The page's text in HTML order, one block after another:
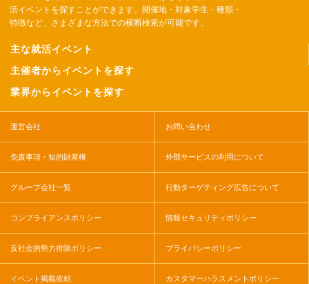
活イベントを探すことができます。開催地・対象学生・種類・
特徴など、さまざまな方法での横断検索が可能です。
主な就活イベント
主催者からイベントを探す
業界からイベントを探す
運営会社 お問い合わせ
免責事項・知的財産権 外部サービスの利用について
グループ会社一覧 行動ターゲティング広告について
コンプライアンスポリシー 情報セキュリティポリシー
反社会的勢力排除ポリシー プライバシーポリシー
イベント掲載依頼 カスタマーハラスメントポリシー